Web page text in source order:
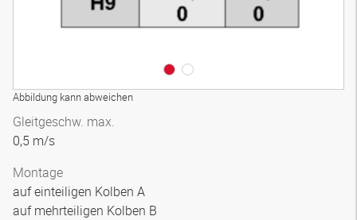
Abbildung kann abweichen
Gleitgeschw. max.
0,5 m/s
Montage
auf einteiligen Kolben A
auf mehrteiligen Kolben B